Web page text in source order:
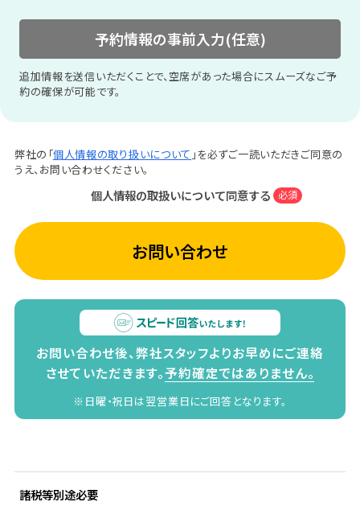
予約情報の事前入力(任意)
追加情報を送信いただくことで、空席があった場合にスムーズなご予
約の確保が可能です。
弊社の「個人情報の取り扱いについて 」を必ずご一読いただきご同意の
うえ、お問い合わせください。
個人情報の取扱いについて同意する 必須
お問い合わせ
お問い合わせ後、弊社スタッフよりお早めにご連絡
させていただきます。予約確定ではありません。
※日曜・祝日は翌営業日にご回答となります。
諸税等別途必要